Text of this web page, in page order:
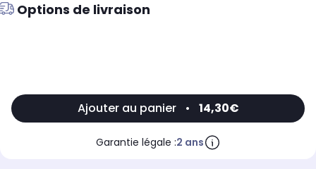
Options de livraison
Ajouter au panier • 14,30€
Garantie légale :2 ans